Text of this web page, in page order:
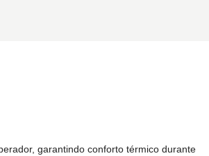
garantindo conforto térmico durante